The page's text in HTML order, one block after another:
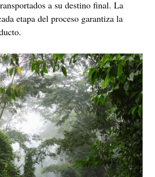
a su destino final. La
etapa del proceso garantiza la